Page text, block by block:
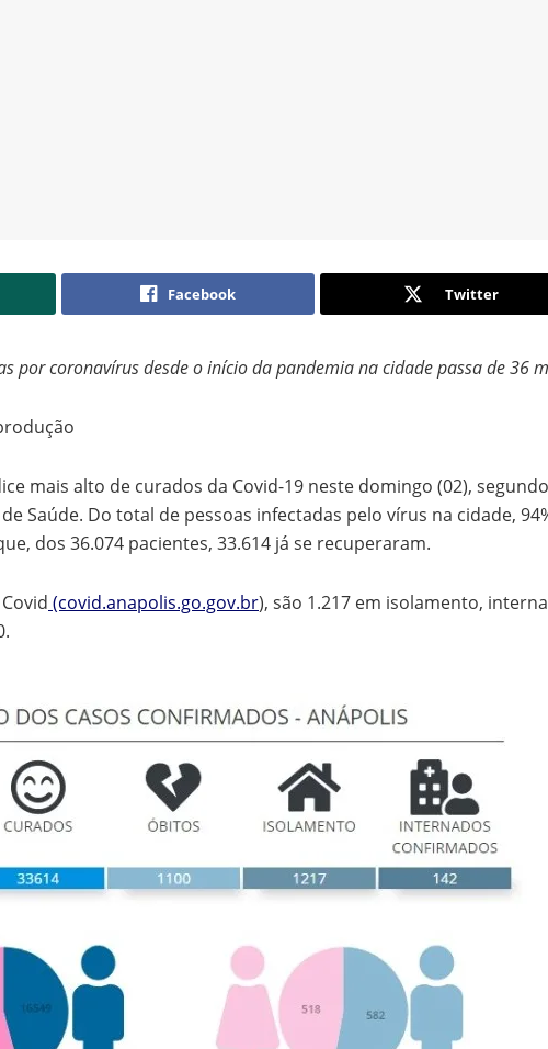
Facebook Twitter
por coronavírus desde o início da pandemia na cidade passa de 36
mais alto de curados da Covid-19 neste domingo (02),
Saúde. Do total de pessoas infectadas pelo vírus na cidade,
dos 36.074 pacientes, 33.614 já se recuperaram.
(covid.anapolis.go.gov.br), são 1.217 em isolamento,